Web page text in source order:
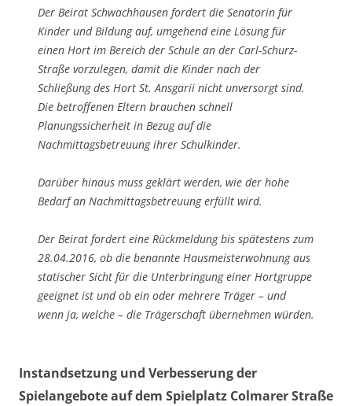
Der Beirat Schwachhausen fordert die Senatorin für
Kinder und Bildung auf, umgehend eine Lösung für
einen Hort im Bereich der Schule an der Carl-Schurz-
Straße vorzulegen, damit die Kinder nach der
Schließung des Hort St. Ansgarii nicht unversorgt sind.
Die betroffenen Eltern brauchen schnell
Planungssicherheit in Bezug auf die
Nachmittagsbetreuung ihrer Schulkinder.
Darüber hinaus muss geklärt werden, wie der hohe
Bedarf an Nachmittagsbetreuung erfüllt wird.
Der Beirat fordert eine Rückmeldung bis spätestens zum
28.04.2016, ob die benannte Hausmeisterwohnung aus
statischer Sicht für die Unterbringung einer Hortgruppe
geeignet ist und ob ein oder mehrere Träger – und
wenn ja, welche – die Trägerschaft übernehmen würden.
Instandsetzung und Verbesserung der
Spielangebote auf dem Spielplatz Colmarer Straße